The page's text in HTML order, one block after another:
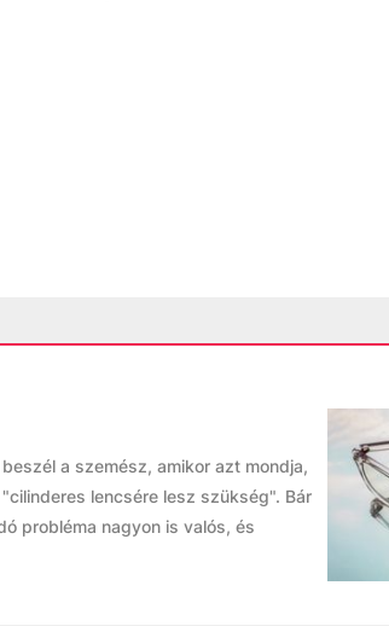
a szemész, amikor azt mondja,
lencsére lesz szükség". Bár
probléma nagyon is valós, és